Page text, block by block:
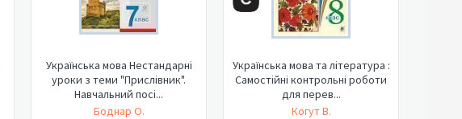
Українська мова Нестандарні
уроки з теми "Прислівник".
Навчальний посі...
Боднар О.
Українська мова та література :
Самостійні контрольні роботи
для перев...
Когут В.